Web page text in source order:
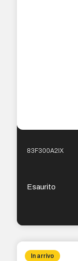
83F300A2IX
Esaurito
In arrivo